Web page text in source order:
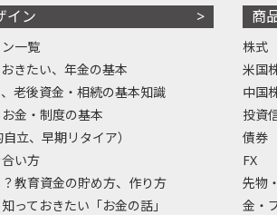
イン
一覧
きたい、年金の基本
老後資金・相続の基本知識
金・制度の基本
立、早期リタイア）
い方
教育資金の貯め方、作り方
っておきたい「お金の話」
商
株式
米国
中国
投資
債券
FX
先物
金・